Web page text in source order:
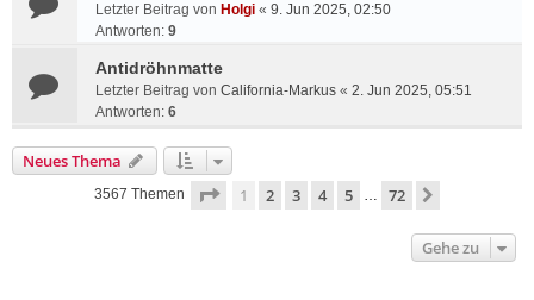
Letzter Beitrag von Holgi « 9. Jun 2025, 02:50
Antworten: 9
Antidröhnmatte
Letzter Beitrag von California-Markus « 2. Jun 2025, 05:51
Antworten: 6
Neues Thema
3567 Themen Seite 1von 72
1 2 3 4 5 … 72
Gehe zu